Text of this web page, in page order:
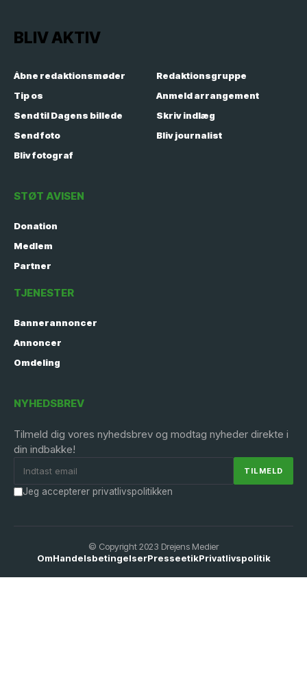
BLIV AKTIV
Åbne redaktionsmøder
Redaktionsgruppe
Tip os
Anmeld arrangement
Send til Dagens billede
Skriv indlæg
Send foto
Bliv journalist
Bliv fotograf
STØT AVISEN
Donation
Medlem
Partner
TJENESTER
Bannerannoncer
Annoncer
Omdeling
NYHEDSBREV
Tilmeld dig vores nyhedsbrev og modtag nyheder direkte i
din indbakke!
Jeg accepterer privatlivspolitikken
© Copyright 2023 Drejens Medier
OmHandelsbetingelserPresseetikPrivatlivspolitik